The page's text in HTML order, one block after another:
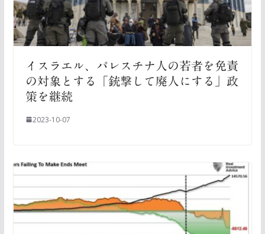
イスラエル、パレスチナ人の若者を免責
の対象とする「銃撃して廃人にする」政
策を継続
2023-10-07